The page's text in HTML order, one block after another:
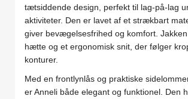
tætsiddende design, perfekt til lag-på-lag
aktiviteter. Den er lavet af et strækbart
giver bevægelsesfrihed og komfort.
hætte og et ergonomisk snit, der følger
konturer.
Med en frontlynlås og praktiske
er Anneli både elegant og funktionel. Den